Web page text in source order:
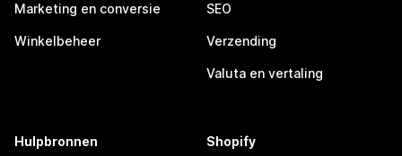
Marketing en conversie
Winkelbeheer
SEO
Verzending
Valuta en vertaling
Hulpbronnen Shopify